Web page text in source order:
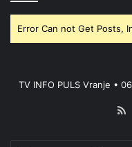
Error Can not Get Posts,
TV INFO PULS Vranje •